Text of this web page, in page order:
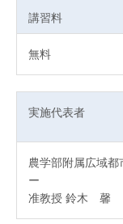
講習料
無料
実施代表者
農学部附属広域
ー
准教授 鈴木 馨